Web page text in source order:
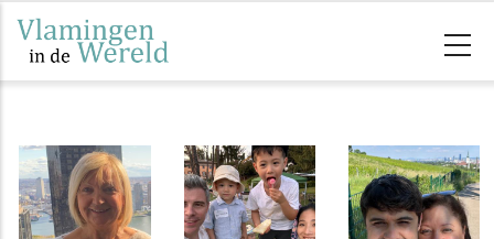
Overslaan
naar
gaan